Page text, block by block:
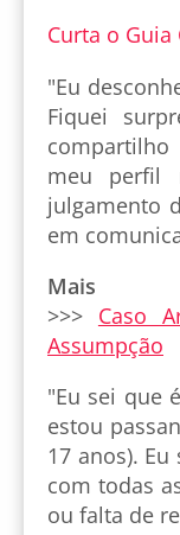
Curta o Guia
"Eu
Fiquei
meu perfil
julgamento
em
Mais
>>> Caso
Assumpção
"Eu sei que
estou
17 anos).
com todas
ou falta de